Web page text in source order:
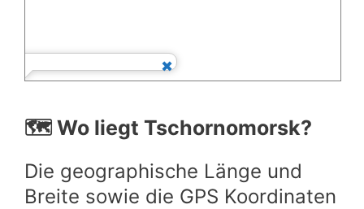
🗺️ Wo liegt Tschornomorsk?
Die geographische Länge und
Breite sowie die GPS Koordinaten